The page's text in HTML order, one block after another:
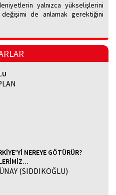
yalnızca yükselişlerini
de anlamak gerektiğini
NEREYE GÖTÜRÜR?
(SIDDIKOĞLU)